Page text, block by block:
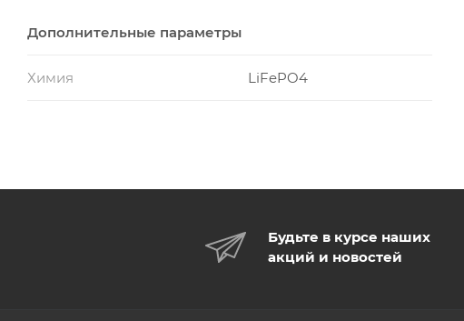
Дополнительные параметры
Химия LiFePO4
Будьте в курсе наших
акций и новостей